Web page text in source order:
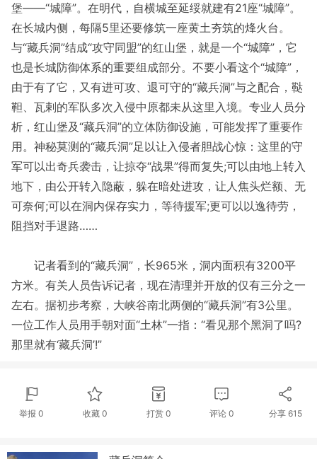
堡——“城障”。在明代，自横城至延绥就建有21座“城障”。
在长城内侧，每隔5里还要修筑一座黄土夯筑的烽火台。
与“藏兵洞”结成“攻守同盟”的红山堡，就是一个“城障”，它
也是长城防御体系的重要组成部分。不要小看这个“城障”，
由于有了它，又有进可攻、退可守的“藏兵洞”与之配合，鞑
靼、瓦剌的军队多次入侵中原都未从这里入境。专业人员分
析，红山堡及“藏兵洞”的立体防御设施，可能发挥了重要作
用。神秘莫测的“藏兵洞”足以让入侵者胆战心惊：这里的守
军可以出奇兵袭击，让掠夺“战果”得而复失;可以由地上转入
地下，由公开转入隐蔽，躲在暗处进攻，让人焦头烂额、无
可奈何;可以在洞内保存实力，等待援军;更可以以逸待劳，
阻挡对手退路……
记者看到的“藏兵洞”，长965米，洞内面积有3200平
方米。有关人员告诉记者，现在清理并开放的仅有三分之一
左右。据初步考察，大峡谷南北两侧的“藏兵洞”有3公里。
一位工作人员用手朝对面“土林”一指：“看见那个黑洞了吗?
那里就有‘藏兵洞’!”
举报 0 收藏 0 打赏 0 评论0 分享 615